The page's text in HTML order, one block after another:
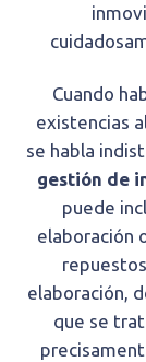
Cuando
existencias
se habla
gestión de
puede
elaboración
elaboración,
que se